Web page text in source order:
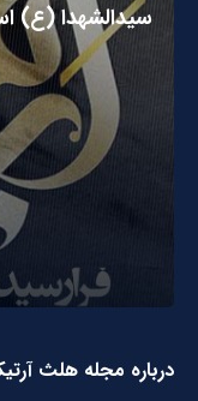
سیدالشهدا (ع)
درباره مجله هلث